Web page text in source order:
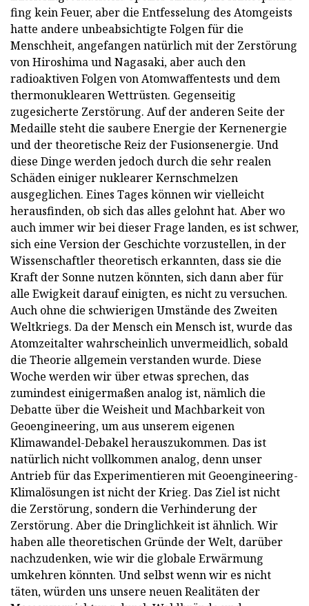
fing kein Feuer, aber die Entfesselung des Atomgeists
hatte andere unbeabsichtigte Folgen für die
Menschheit, angefangen natürlich mit der Zerstörung
von Hiroshima und Nagasaki, aber auch den
radioaktiven Folgen von Atomwaffentests und dem
thermonuklearen Wettrüsten. Gegenseitig
zugesicherte Zerstörung. Auf der anderen Seite der
Medaille steht die saubere Energie der Kernenergie
und der theoretische Reiz der Fusionsenergie. Und
diese Dinge werden jedoch durch die sehr realen
Schäden einiger nuklearer Kernschmelzen
ausgeglichen. Eines Tages können wir vielleicht
herausfinden, ob sich das alles gelohnt hat. Aber wo
auch immer wir bei dieser Frage landen, es ist schwer,
sich eine Version der Geschichte vorzustellen, in der
Wissenschaftler theoretisch erkannten, dass sie die
Kraft der Sonne nutzen könnten, sich dann aber für
alle Ewigkeit darauf einigten, es nicht zu versuchen.
Auch ohne die schwierigen Umstände des Zweiten
Weltkriegs. Da der Mensch ein Mensch ist, wurde das
Atomzeitalter wahrscheinlich unvermeidlich, sobald
die Theorie allgemein verstanden wurde. Diese
Woche werden wir über etwas sprechen, das
zumindest einigermaßen analog ist, nämlich die
Debatte über die Weisheit und Machbarkeit von
Geoengineering, um aus unserem eigenen
Klimawandel-Debakel herauszukommen. Das ist
natürlich nicht vollkommen analog, denn unser
Antrieb für das Experimentieren mit Geoengineering-
Klimalösungen ist nicht der Krieg. Das Ziel ist nicht
die Zerstörung, sondern die Verhinderung der
Zerstörung. Aber die Dringlichkeit ist ähnlich. Wir
haben alle theoretischen Gründe der Welt, darüber
nachzudenken, wie wir die globale Erwärmung
umkehren könnten. Und selbst wenn wir es nicht
täten, würden uns unsere neuen Realitäten der